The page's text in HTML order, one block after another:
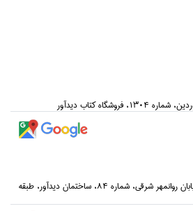
خيابان انقلاب، خيابان فخررازي، خيابان روانمهر شرقي، شماره 84، ساختمان ديدآور، طبقه